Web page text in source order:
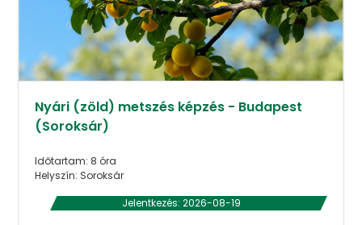
Nyári (zöld) metszés képzés - Budapest
(Soroksár)
Időtartam: 8 óra
Helyszín: Soroksár
Jelentkezés: 2026-08-19